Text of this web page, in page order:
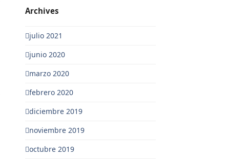
Archives
julio 2021
junio 2020
marzo 2020
febrero 2020
diciembre 2019
noviembre 2019
octubre 2019